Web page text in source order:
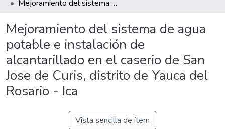
Mejoramiento del sistema de agua potable e instalación de alcantarillado en el caserio de San Jose de Curis, distrito de Yauca del Rosario - Ica
Mejoramiento del sistema de agua
potable e instalación de
alcantarillado en el caserio de San
Jose de Curis, distrito de Yauca del
Rosario - Ica
Vista sencilla de ítem